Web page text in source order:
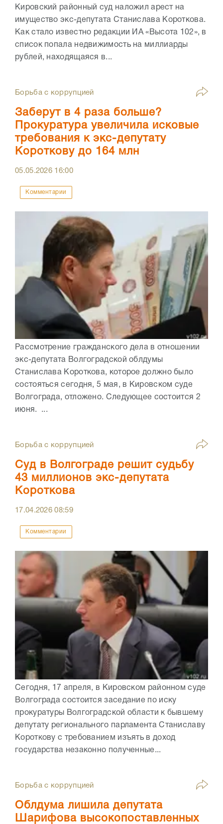
Кировский районный суд наложил арест на
имущество экс-депутата Станислава Короткова.
Как стало известно редакции ИА «Высота 102», в
список попала недвижимость на миллиарды
рублей, находящаяся в...
Борьба с коррупцией
Заберут в 4 раза больше?
Прокуратура увеличила исковые
требования к экс-депутату
Короткову до 164 млн
05.05.2026 16:00
Комментарии
Рассмотрение гражданского дела в отношении
экс-депутата Волгоградской облдумы
Станислава Короткова, которое должно было
состояться сегодня, 5 мая, в Кировском суде
Волгограда, отложено. Следующее состоится 2
июня. ...
Борьба с коррупцией
Суд в Волгограде решит судьбу
43 миллионов экс-депутата
Короткова
17.04.202608:59
Комментарии
Сегодня, 17 апреля, в Кировском районном суде
Волгограда состоится заседание по иску
прокуратуры Волгоградской области к бывшему
депутату регионального парламента Станиславу
Короткову с требованием изъять в доход
государства незаконно полученные...
Борьба с коррупцией
Облдума лишила депутата
Шарифова высокопоставленных